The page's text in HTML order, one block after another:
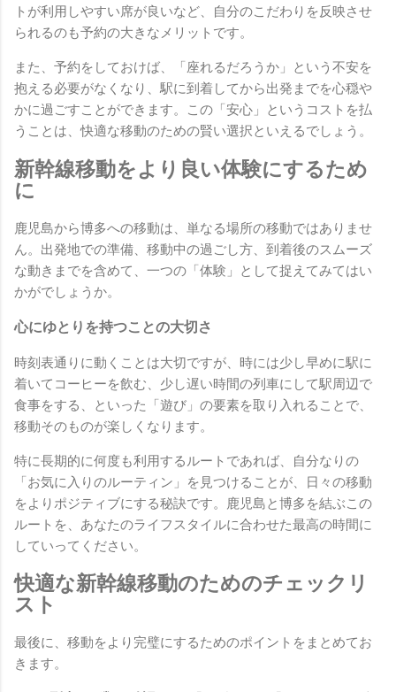
トが利用しやすい席が良いなど、自分のこだわりを反映させ
られるのも予約の大きなメリットです。
また、予約をしておけば、「座れるだろうか」という不安を
抱える必要がなくなり、駅に到着してから出発までを心穏や
かに過ごすことができます。この「安心」というコストを払
うことは、快適な移動のための賢い選択といえるでしょう。
新幹線移動をより良い体験にするため
に
鹿児島から博多への移動は、単なる場所の移動ではありませ
ん。出発地での準備、移動中の過ごし方、到着後のスムーズ
な動きまでを含めて、一つの「体験」として捉えてみてはい
かがでしょうか。
心にゆとりを持つことの大切さ
時刻表通りに動くことは大切ですが、時には少し早めに駅に
着いてコーヒーを飲む、少し遅い時間の列車にして駅周辺で
食事をする、といった「遊び」の要素を取り入れることで、
移動そのものが楽しくなります。
特に長期的に何度も利用するルートであれば、自分なりの
「お気に入りのルーティン」を見つけることが、日々の移動
をよりポジティブにする秘訣です。鹿児島と博多を結ぶこの
ルートを、あなたのライフスタイルに合わせた最高の時間に
していってください。
快適な新幹線移動のためのチェックリ
スト
最後に、移動をより完璧にするためのポイントをまとめてお
きます。